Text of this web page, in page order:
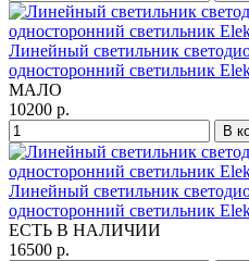
Линейный светильник
односторонний светильник
МАЛО
10200 р.
В
Линейный светильник
односторонний светильник
ЕСТЬ В НАЛИЧИИ
16500 р.